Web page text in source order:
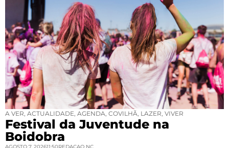
A VER ACTUALIDADE AGENDA COVILHÃ LAZER VIVER
Festival da Juventude na
Boidobra
AGOSTO 7, 202611:50REDACAO NC